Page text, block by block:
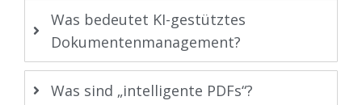
Was bedeutet KI-gestütztes
Dokumentenmanagement?
Was sind „intelligente PDFs“?